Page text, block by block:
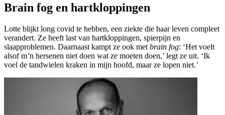
Brain fog en hartkloppingen
Lotte blijkt long covid te hebben, een ziekte die haar leven compleet
verandert. Ze heeft last van hartkloppingen, spierpijn en
slaapproblemen. Daarnaast kampt ze ook met brain fog: ‘Het voelt
alsof m’n hersenen niet doen wat ze moeten doen,’ legt ze uit. ‘Ik
voel de tandwielen kraken in mijn hoofd, maar ze lopen niet.’